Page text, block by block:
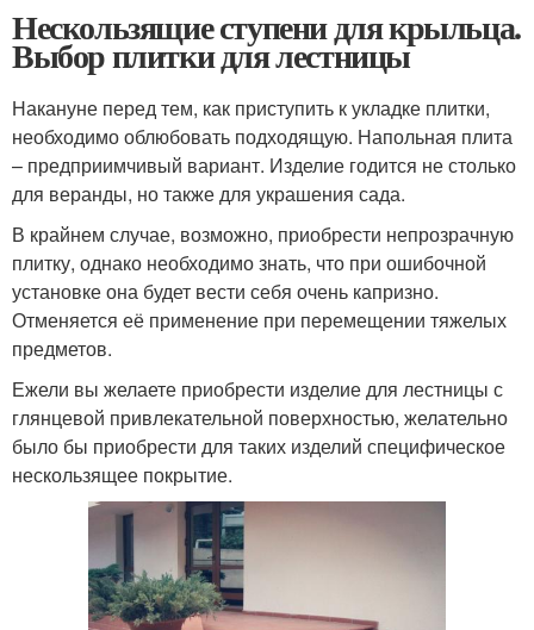
Нескользящие ступени для крыльца.
Выбор плитки для лестницы
Накануне перед тем, как приступить к укладке плитки,
необходимо облюбовать подходящую. Напольная плита
– предприимчивый вариант. Изделие годится не столько
для веранды, но также для украшения сада.
В крайнем случае, возможно, приобрести непрозрачную
плитку, однако необходимо знать, что при ошибочной
установке она будет вести себя очень капризно.
Отменяется её применение при перемещении тяжелых
предметов.
Ежели вы желаете приобрести изделие для лестницы с
глянцевой привлекательной поверхностью, желательно
было бы приобрести для таких изделий специфическое
нескользящее покрытие.